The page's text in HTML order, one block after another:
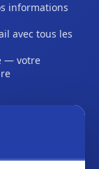
informations
avec tous les
— votre